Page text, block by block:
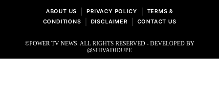
ABOUT US PRIVACY POLICY
TERMS &
CONDITIONS
DISCLAIMER CONTACT US
©POWER TV NEWS. ALL RIGHTS RESERVED - DEVELOPED BY
@SHIVADIDUPE